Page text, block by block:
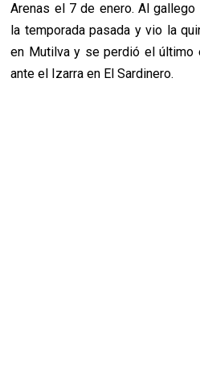
Arenas el 7 de enero. Al
la temporada pasada y vio la
en Mutilva y se perdió el último
ante el Izarra en El Sardinero.